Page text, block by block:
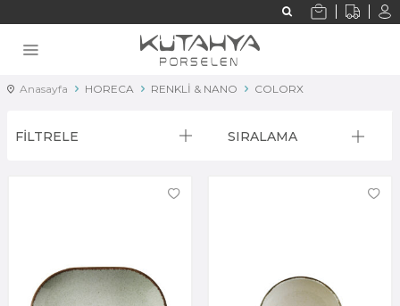
Anasayfa HORECA RENKLİ & NANO COLORX
FİLTRELE SIRALAMA